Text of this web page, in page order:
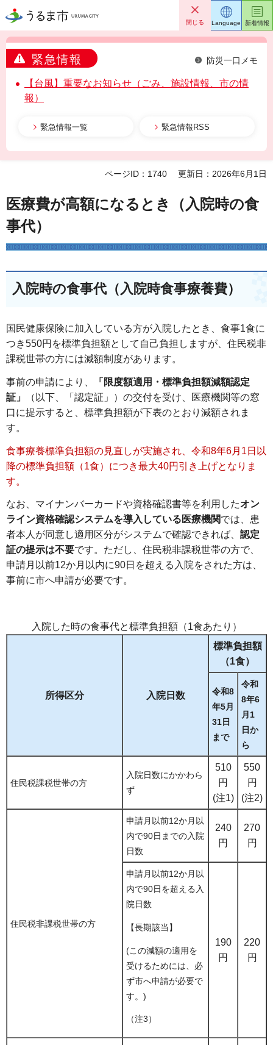
うるま市 閉じる
緊急情報 防災一口メモ
【台風】重要なお知らせ（ごみ、施設情報、市の情
報）
緊急情報一覧 緊急情報RSS
Language 新着情報
ページID：1740 更新日：2026年6月1日
医療費が高額になるとき（入院時の食
事代）
入院時の食事代（入院時食事療養費）
国民健康保険に加入している方が入院したとき、食事1食に
つき550円を標準負担額として自己負担しますが、住民税非
課税世帯の方には減額制度があります。
事前の申請により、
「限度額適用・標準負担額減額認定
証」
（以下、「認定証」）の交付を受け、医療機関等の窓
口に提示すると、標準負担額が下表のとおり減額されま
す。
食事療養標準負担額の見直しが実施され、令和8年6月1日以
降の標準負担額（1食）につき最大40円引き上げとなりま
す。
なお、マイナンバーカードや資格確認書等を利用したオン
ライン資格確認システムを導入している医療機関では、患
者本人が同意し適用区分がシステムで確認できれば、 認定
証の提示は不要です。ただし、住民税非課税世帯の方で、
申請月以前12か月以内に90日を超える入院をされた方は、
事前に市へ申請が必要です。
入院した時の食事代と標準負担額（1食あたり）
所得区分 入院日数
標準負担額
（1食）
令和8
年5月
31日
まで
令和
8年6
月1
日か
ら
住民税課税世帯の方
入院日数にかかわら
ず
510
円
(注1)
550
円
(注2)
住民税非課税世帯の方
申請月以前12か月以
内で90日までの入院
日数
240
円
270
円
申請月以前12か月以
内で90日を超える入
院日数
【長期該当】
(この減額の適用を
受けるためには、必
ず市へ申請が必要で
す。)
（注3）
190
円
220
円